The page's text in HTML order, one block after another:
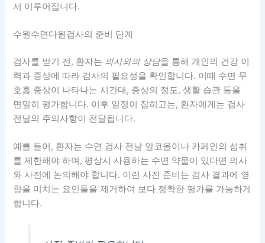
서 이루어집니다.
수원수면다원검사의 준비 단계
검사를 받기 전, 환자는 의사와의 상담을 통해 개인의 건강 이
력과 증상에 따라 검사의 필요성을 확인합니다. 이때 수면 무
호흡 증상이 나타나는 시간대, 증상의 정도, 생활 습관 등을
면밀히 평가합니다. 이후 일정이 잡히고는, 환자에게는 검사
전날의 주의사항이 전달됩니다.
예를 들어, 환자는 수면 검사 전날 알코올이나 카페인의 섭취
를 제한해야 하며, 평상시 사용하는 수면 약물이 있다면 의사
와 사전에 논의해야 합니다. 이런 사전 준비는 검사 결과에 영
향을 미치는 요인들을 제거하여 보다 정확한 평가를 가능하게
합니다.